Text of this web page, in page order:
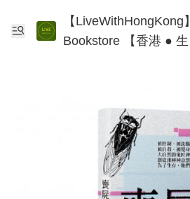
【LiveWithHongKong】
Bookstore 【香港 ● 生